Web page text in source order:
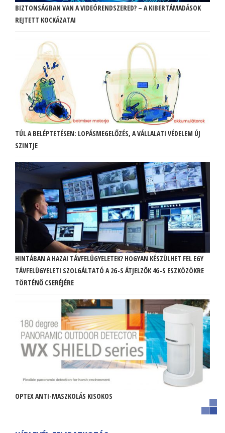
BIZTONSÁGBAN VAN A VIDEÓRENDSZERED? – A KIBERTÁMADÁSOK
REJTETT KOCKÁZATAI
TÚL A BELÉPTETÉSEN: LOPÁSMEGELŐZÉS, A VÁLLALATI VÉDELEM ÚJ
SZINTJE
HINTÁBAN A HAZAI TÁVFELÜGYELETEK? HOGYAN KÉSZÜLHET FEL EGY
TÁVFELÜGYELETI SZOLGÁLTATÓ A 2G-S ÁTJELZŐK 4G-S ESZKÖZÖKRE
TÖRTÉNŐ CSERÉJÉRE
OPTEX ANTI-MASZKOLÁS KISOKOS